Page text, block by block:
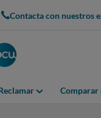
Contacta con nuestros
Comparar